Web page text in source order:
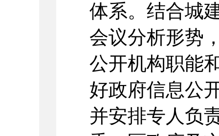
体系。结合城
会议分析形势
公开机构职能
好政府信息公
并安排专人负